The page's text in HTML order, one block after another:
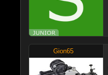
Gion65